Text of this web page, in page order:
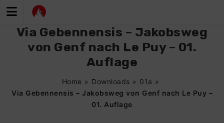
Inhalt
springenVia Gebennensis – Jakobsweg
von Genf nach Le Puy – 01.
Auflage
Home » Downloads » 01a »
Via Gebennensis – Jakobsweg von Genf nach Le Puy –
01. Auflage